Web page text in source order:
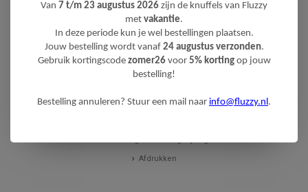
TOEVOEGEN AAN WINKELWAGEN
Neem contact op over dit product
Afdrukken
Van 7 t/m 23 augustus 2026 zijn de knuffels van Fluzzy
met vakantie.
In deze periode kun je wel bestellingen plaatsen.
Jouw bestelling wordt vanaf 24 augustus verzonden.
Gebruik kortingscode zomer26 voor 5% kortingop jouw
bestelling!
Bestelling annuleren? Stuur een mail naar info@fluzzy.nl.